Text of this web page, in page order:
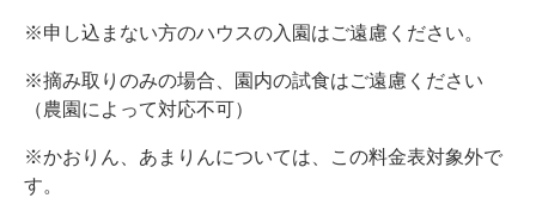
※申し込まない方のハウスの入園はご遠慮ください。
※摘み取りのみの場合、園内の試食はご遠慮ください
（農園によって対応不可）
※かおりん、あまりんについては、この料金表対象外で
す。